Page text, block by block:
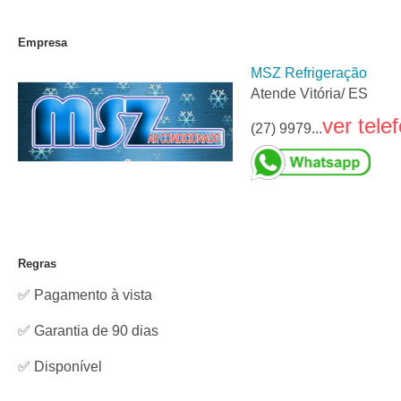
Empresa
MSZ Refrigeração
Atende Vitória/ ES
(27) 9979...ver
Regras
✅ Pagamento à vista
✅ Garantia de 90 dias
✅ Disponível